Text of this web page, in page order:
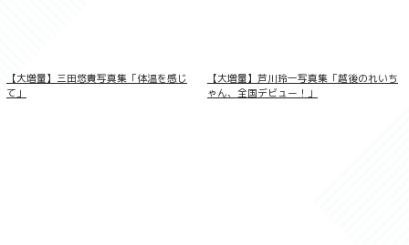
【大増量】三田悠貴写真集「体温を感じ
て」
【大増量】芦川玲一写真集「越後のれいち
ゃん、全国デビュー！」